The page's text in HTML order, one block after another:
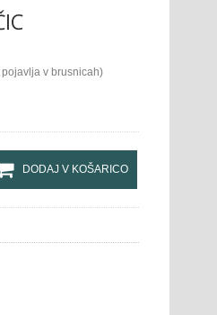
v brusnicah)
DODAJ V KOŠARICO